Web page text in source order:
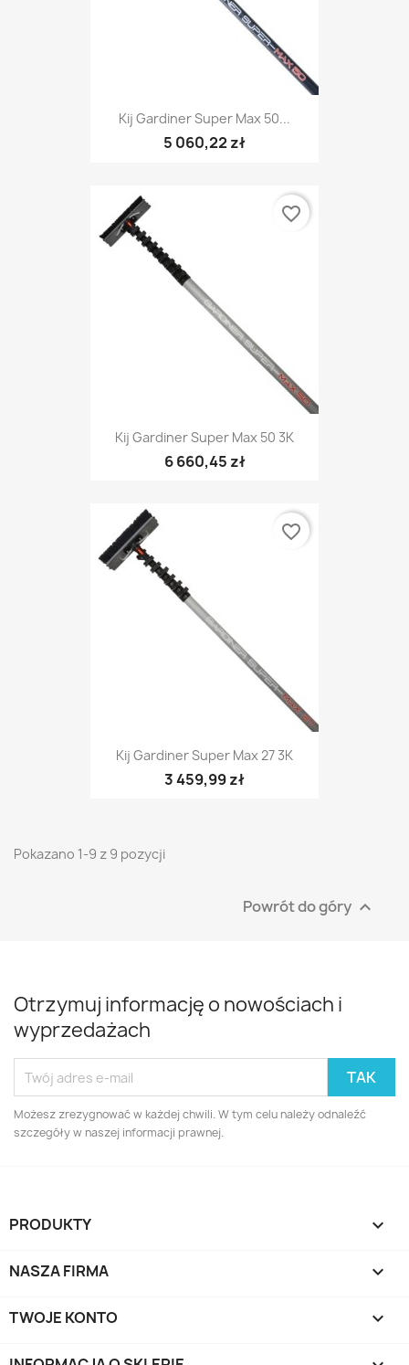
Kij Gardiner Super Max 50...
5 060,22 zł
Kij Gardiner Super Max 50 3K
6 660,45 zł
favorite_border
Kij Gardiner Super Max 27 3K
3 459,99 zł
favorite_border
Pokazano 1-9 z 9 pozycji
Powrót do góry 
Otrzymuj informację o nowościach i
wyprzedażach
Możesz zrezygnować w każdej chwili. W tym celu należy odnaleźć
szczegóły w naszej informacji prawnej.
PRODUKTY 
NASZA FIRMA 
TWOJE KONTO 